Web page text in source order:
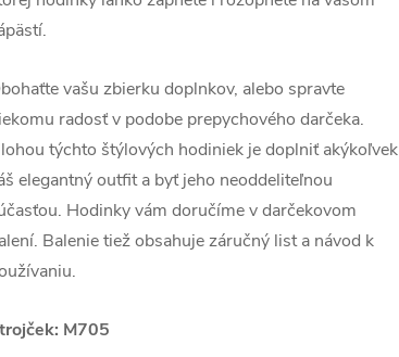
vašu zbierku doplnkov, alebo spravte
radosť v podobe prepychového darčeka.
týchto štýlových hodiniek je doplniť akýkoľvek
elegantný outfit a byť jeho neoddeliteľnou
Hodinky vám doručíme v darčekovom
Balenie tiež obsahuje záručný list a návod k
M705